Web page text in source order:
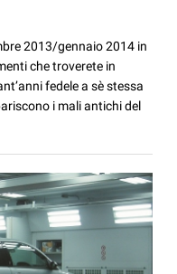
2013/gennaio 2014 in
che troverete in
fedele a sè stessa
i mali antichi del